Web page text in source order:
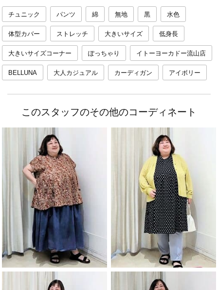
チュニック パンツ 綿 無地 黒 水色
体型カバー ストレッチ 大きいサイズ 低身長
大きいサイズコーナー ぽっちゃり イトーヨーカドー流山店
BELLUNA 大人カジュアル カーディガン アイボリー
このスタッフのその他のコーディネート